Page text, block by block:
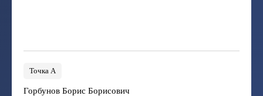
Точка А
Горбунов Борис Борисович